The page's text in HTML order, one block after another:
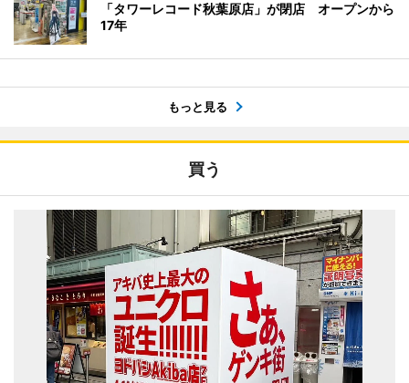
「タワーレコード秋葉原店」が閉店 オープンから
17年
もっと見る
買う